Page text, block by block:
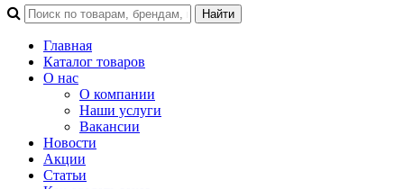
Главная
Каталог товаров
О нас
О компании
Наши услуги
Вакансии
Новости
Акции
Статьи